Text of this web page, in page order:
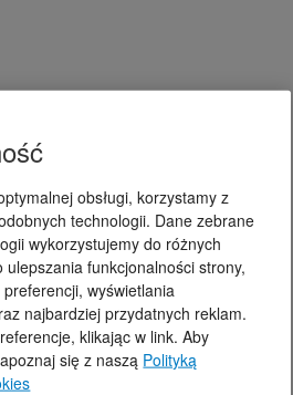
obsługi, korzystamy z
technologii. Dane zebrane
wykorzystujemy do różnych
ulepszania funkcjonalności strony,
wyświetlania
najbardziej przydatnych reklam.
klikając w link. Aby
się z naszą Polityką